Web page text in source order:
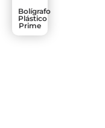
Bolígrafo
Plástico
Prime